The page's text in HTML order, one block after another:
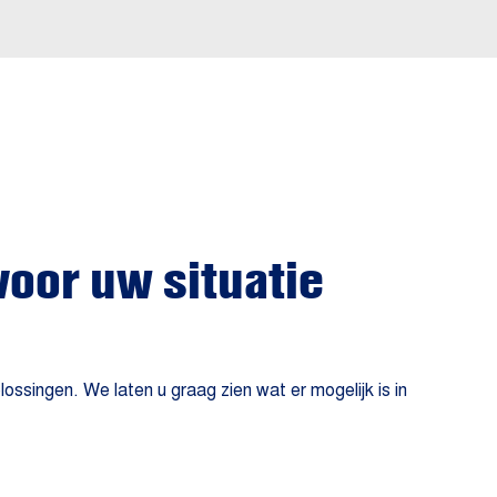
uw situatie
We laten u graag zien wat er mogelijk is in